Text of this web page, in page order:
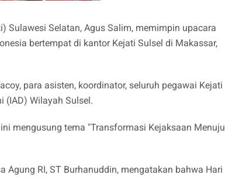
Sulawesi Selatan, Agus Salim, memimpin upacara
bertempat di kantor Kejati Sulsel di Makassar,
para asisten, koordinator, seluruh pegawai Kejati
(IAD) Wilayah Sulsel.
mengusung tema "Transformasi Kejaksaan Menuju
RI, ST Burhanuddin, mengatakan bahwa Hari